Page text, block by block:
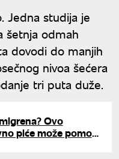
Jedna studija je
šetnja odmah
dovodi do manjih
nivoa šećera
tri puta duže.
Ovo
piće može pomoći